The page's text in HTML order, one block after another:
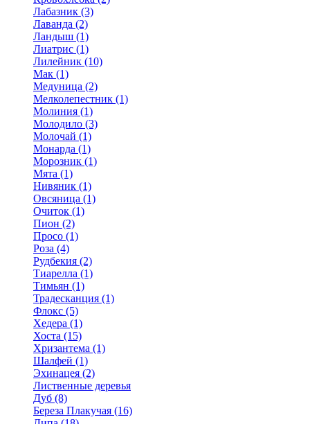
Лабазник (3)
Лаванда (2)
Ландыш (1)
Лиатрис (1)
Лилейник (10)
Мак (1)
Медуница (2)
Мелколепестник (1)
Молиния (1)
Молодило (3)
Молочай (1)
Монарда (1)
Морозник (1)
Мята (1)
Нивяник (1)
Овсяница (1)
Очиток (1)
Пион (2)
Просо (1)
Роза (4)
Рудбекия (2)
Тиарелла (1)
Тимьян (1)
Традесканция (1)
Флокс (5)
Хедера (1)
Хоста (15)
Хризантема (1)
Шалфей (1)
Эхинацея (2)
Лиственные деревья
Дуб (8)
Береза Плакучая (16)